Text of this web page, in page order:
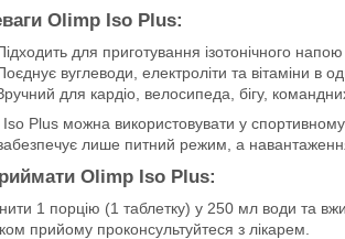
Olimp Iso Plus:
для приготування ізотонічного
вуглеводи, електроліти та вітаміни в
для кардіо, велосипеда, бігу,
Plus можна використовувати у
лише питний режим, а
Olimp Iso Plus:
1 порцію (1 таблетку) у 250 мл води та
прийому проконсультуйтеся з лікарем.